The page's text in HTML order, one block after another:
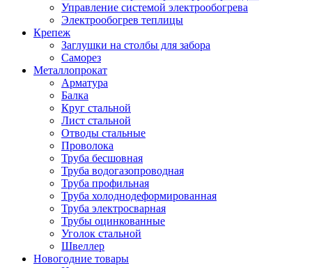
Управление системой электрообогрева
Электрообогрев теплицы
Крепеж
Заглушки на столбы для забора
Саморез
Металлопрокат
Арматура
Балка
Круг стальной
Лист стальной
Отводы стальные
Проволока
Труба бесшовная
Труба водогазопроводная
Труба профильная
Труба холоднодеформированная
Труба электросварная
Трубы оцинкованные
Уголок стальной
Швеллер
Новогодние товары